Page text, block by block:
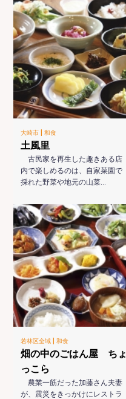
大崎市 |和食
土風里
古民家を再生した趣きある店
内で楽しめるのは、自家菜園で
採れた野菜や地元の山菜…
若林区全域 |和食
畑の中のごはん屋 ちょ
っこら
農業一筋だった加藤さん夫妻
が、震災をきっかけにレストラ